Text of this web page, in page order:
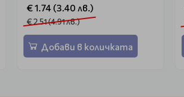
€ 1.74 (3.40 лв.)
€ 2.51 (4.91 лв.)
Добави в количката